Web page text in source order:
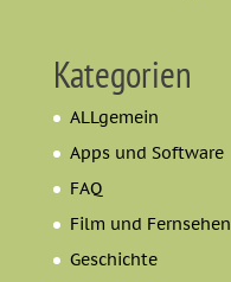
Kategorien
ALLgemein
Apps und Software
FAQ
Film und Fernsehen
Geschichte